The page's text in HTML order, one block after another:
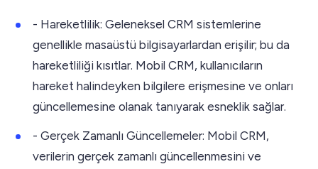
- Hareketlilik: Geleneksel CRM sistemlerine
genellikle masaüstü bilgisayarlardan erişilir; bu da
hareketliliği kısıtlar. Mobil CRM, kullanıcıların
hareket halindeyken bilgilere erişmesine ve onları
güncellemesine olanak tanıyarak esneklik sağlar.
- Gerçek Zamanlı Güncellemeler: Mobil CRM,
verilerin gerçek zamanlı güncellenmesini ve